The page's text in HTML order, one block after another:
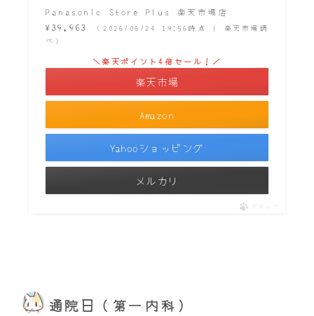
通院日（第一内科）
Panasonic Store Plus 楽天市場店
¥39,963
（2026/06/24 19:56時点 | 楽天市場調
べ）
Amazon
＼楽天ポイント4倍セール！／
楽天市場
Yahooショッピング
メルカリ
ポチップ